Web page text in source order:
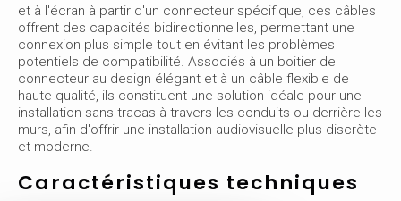
et à l'écran à partir d'un connecteur spécifique, ces câbles
offrent des capacités bidirectionnelles, permettant une
connexion plus simple tout en évitant les problèmes
potentiels de compatibilité. Associés à un boitier de
connecteur au design élégant et à un câble flexible de
haute qualité, ils constituent une solution idéale pour une
installation sans tracas à travers les conduits ou derrière les
murs, afin d'offrir une installation audiovisuelle plus discrète
et moderne.
Caractéristiques techniques